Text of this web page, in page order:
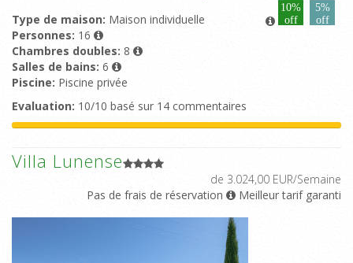
10%
off
5%
off
Type de maison: Maison individuelle
Personnes: 16
Chambres doubles: 8
Salles de bains: 6
Piscine: Piscine privée
Evaluation: 10/10 basé sur 14 commentaires
Villa Lunense
de 3.024,00 EUR/Semaine
Pas de frais de réservation
Meilleur tarif garanti